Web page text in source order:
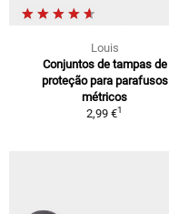
Louis
Conjuntos de tampas de
proteção para parafusos
métricos
2,99 €1